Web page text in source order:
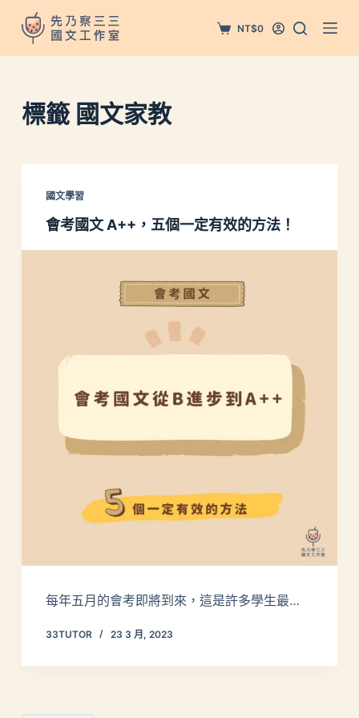
跳
至
主
內
容
NT$0
標籤國文家教
國文學習
會考國文 A++，五個一定有效的方法！
每年五月的會考即將到來，這是許多學生最…
33TUTOR 23 3 月, 2023